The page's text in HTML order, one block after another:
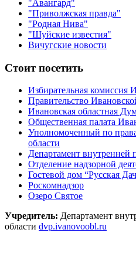
"Авангард"
"Приволжская правда"
"Родная Нива"
"Шуйские известия"
Вичугские новости
Стоит посетить
Избирательная комиссия
Правительство
Ивановская областная
Общественная палата
Уполномоченный по
области
Департамент внутренней
Отделение надзорной
Гостевой дом “Русская
Роскомнадзор
Озеро Святое
Учредитель: Департамент
области dvp.ivanovoobl.ru